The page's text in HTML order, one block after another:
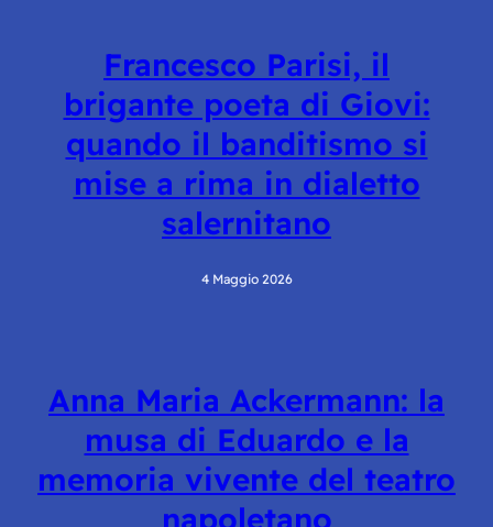
Francesco Parisi, il
brigante poeta di Giovi:
quando il banditismo si
mise a rima in dialetto
salernitano
4 Maggio 2026
Anna Maria Ackermann: la
musa di Eduardo e la
memoria vivente del teatro
napoletano